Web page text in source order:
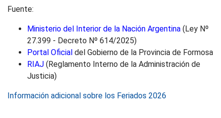
Fuente:
Ministerio del Interior de la Nación Argentina (Ley Nº
27.399 - Decreto Nº 614/2025)
Portal Oficial del Gobierno de la Provincia de Formosa
RIAJ (Reglamento Interno de la Administración de
Justicia)
Información adicional sobre los Feriados 2026